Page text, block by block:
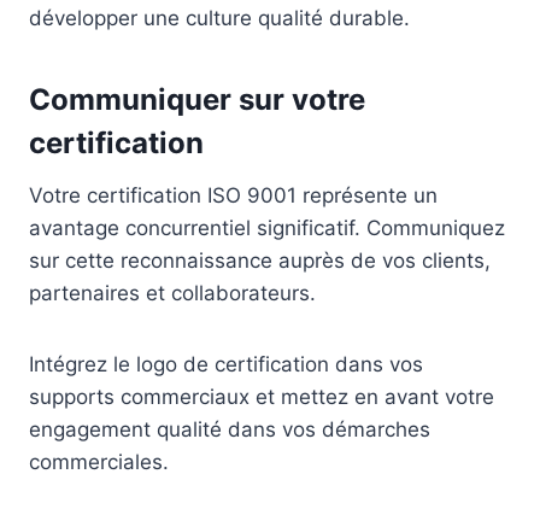
développer une culture qualité durable.
Communiquer sur votre
certification
Votre certification ISO 9001 représente un
avantage concurrentiel significatif. Communiquez
sur cette reconnaissance auprès de vos clients,
partenaires et collaborateurs.
Intégrez le logo de certification dans vos
supports commerciaux et mettez en avant votre
engagement qualité dans vos démarches
commerciales.